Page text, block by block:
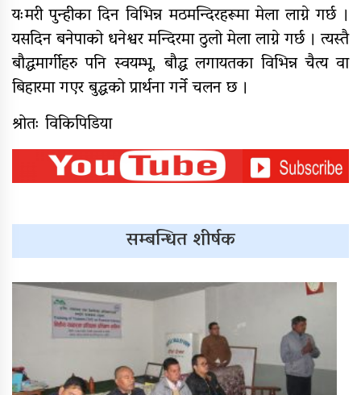
यःमरी पुन्हीका दिन विभिन्न मठमन्दिरहरूमा मेला लाग्ने गर्छ ।
यसदिन बनेपाको धनेश्वर मन्दिरमा ठुलो मेला लाग्ने गर्छ । त्यस्तै
बौद्धमार्गीहरु पनि स्वयम्भू, बौद्ध लगायतका विभिन्न चैत्य वा
बिहारमा गएर बुद्धको प्रार्थना गर्ने चलन छ ।
श्रोतः विकिपिडिया
सम्बन्धित शीर्षक